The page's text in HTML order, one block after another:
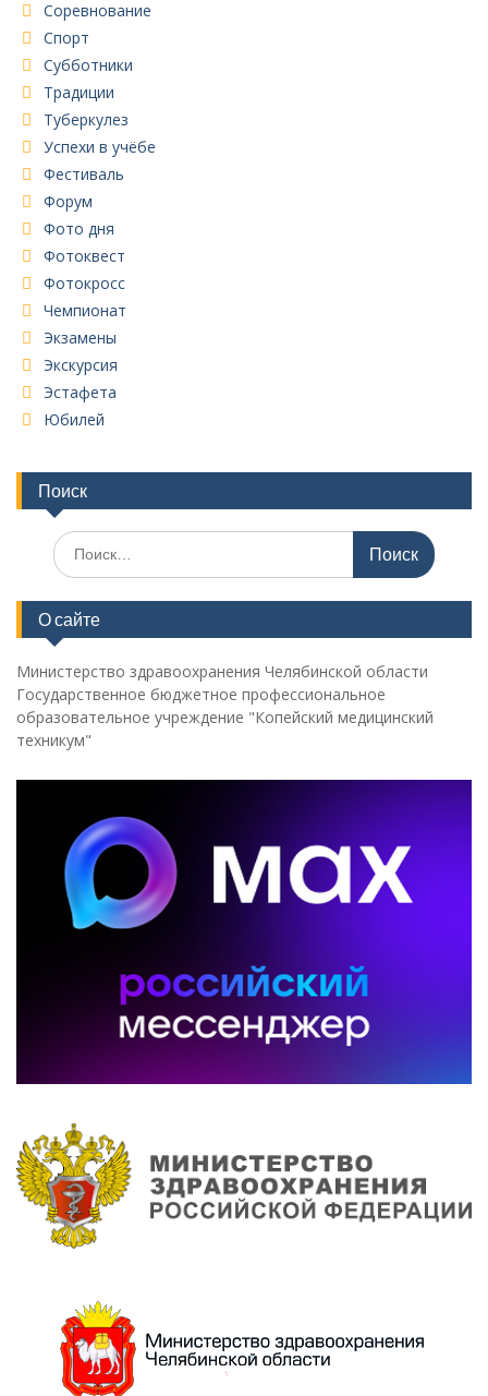
Соревнование
Спорт
Субботники
Традиции
Туберкулез
Успехи в учёбе
Фестиваль
Форум
Фото дня
Фотоквест
Фотокросс
Чемпионат
Экзамены
Экскурсия
Эстафета
Юбилей
Поиск
Поиск
по:
О сайте
Министерство здравоохранения Челябинской области
Государственное бюджетное профессиональное
образовательное учреждение "Копейский медицинский
техникум"